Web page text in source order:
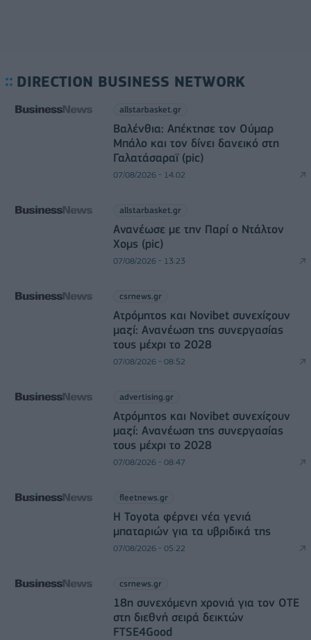
DIRECTION BUSINESS NETWORK
allstarbasket.gr
Βαλένθια: Απέκτησε τον Ούμαρ
Μπάλο και τον δίνει δανεικό στη
Γαλατάσαραϊ (pic)
07/08/2026 - 14:02
allstarbasket.gr
Ανανέωσε με την Παρί ο Ντάλτον
Χομς (pic)
07/08/2026 - 13:23
csrnews.gr
Ατρόμητος και Novibet συνεχίζουν
μαζί: Ανανέωση της συνεργασίας
τους μέχρι το 2028
07/08/2026 - 08:52
advertising.gr
Ατρόμητος και Novibet συνεχίζουν
μαζί: Ανανέωση της συνεργασίας
τους μέχρι το 2028
07/08/2026 - 08:47
fleetnews.gr
Η Toyota φέρνει νέα γενιά
μπαταριών για τα υβριδικά της
07/08/2026 - 05:22
csrnews.gr
18η συνεχόμενη χρονιά για τον ΟΤΕ
στη διεθνή σειρά δεικτών
FTSE4Good